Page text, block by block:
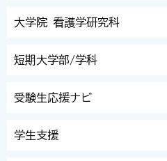
大学院 看護学研究科
短期大学部/学科
受験生応援ナビ
学生支援